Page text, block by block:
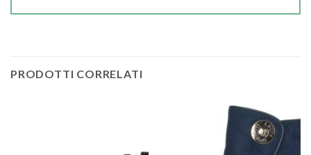
PRODOTTI CORRELATI